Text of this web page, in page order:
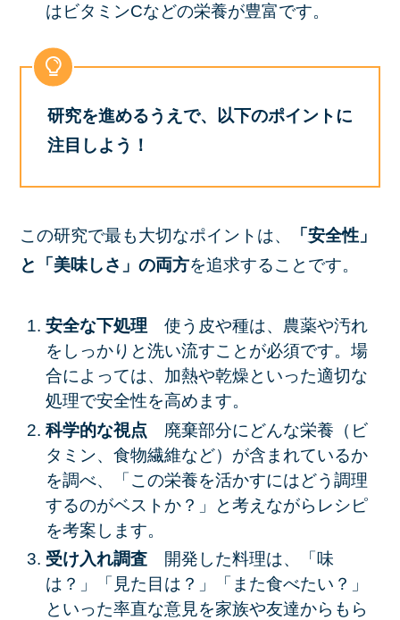
はビタミンCなどの栄養が豊富です。
研究を進めるうえで、以下のポイントに
注目しよう！
この研究で最も大切なポイントは、
「安全性」
と「美味しさ」の両方を追求することです。
安全な下処理 使う皮や種は、
農薬や汚れ
をしっかりと洗い流すことが必須です。場
合によっては、加熱や乾燥といった適切な
処理で安全性を高めます。
科学的な視点 廃棄部分にどんな栄養（ビ
タミン、食物繊維など）が含まれているか
を調べ、「この栄養を活かすにはどう調理
するのがベストか？」と考えながらレシピ
を考案します。
受け入れ調査
開発した料理は、「味
は？」「見た目は？」「また食べたい？」
といった率直な意見を家族や友達からもら